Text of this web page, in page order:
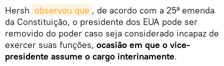
Hersh observou que , de acordo com a 25ª emenda
da Constituição, o presidente dos EUA pode ser
removido do poder caso seja considerado incapaz de
exercer suas funções, ocasião em que o vice-
presidente assume o cargo interinamente.